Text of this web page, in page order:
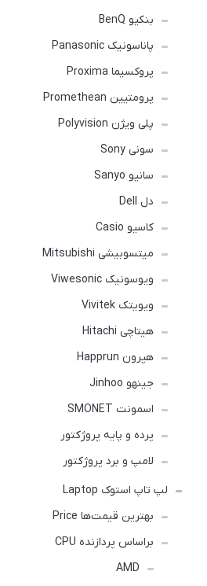
بنکیو BenQ
پاناسونیک Panasonic
پروکسیما Proxima
پرومتیین Promethean
پلی ویژن Polyvision
سونی Sony
سانیو Sanyo
دل Dell
کاسیو Casio
میتسوبیشی Mitsubishi
ویوسونیک Viwesonic
ویویتک Vivitek
هیتاچی Hitachi
هپرون Happrun
جینهو Jinhoo
اسمونت SMONET
پرده و پایه پروژکتور
لامپ و برد پروژکتور
لپ تاپ استوک Laptop
بهترین قیمت‌ها Price
براساس پردازنده CPU
AMD